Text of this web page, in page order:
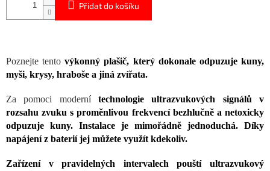
Přidat do košíku
Poznejte tentovýkonný plašič, který dokonale odpuzuje kuny,
myši, krysy, hraboše a jiná zvířata.
Za pomoci moderní technologie ultrazvukových signálů v
rozsahu zvuku s proměnlivou frekvencí bezhlučně a netoxicky
odpuzuje kuny. Instalace je mimořádně jednoduchá. Díky
napájení z baterií jej můžete využít kdekoliv.
Zařízení v pravidelných intervalech pouští ultrazvukový